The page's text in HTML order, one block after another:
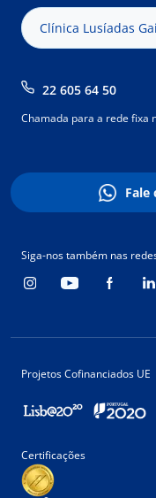
Clínica Lusíadas
22 605 64 50
Chamada para a rede fixa
Fale
Siga-nos também nas
Projetos Cofinanciados UE
Certificações